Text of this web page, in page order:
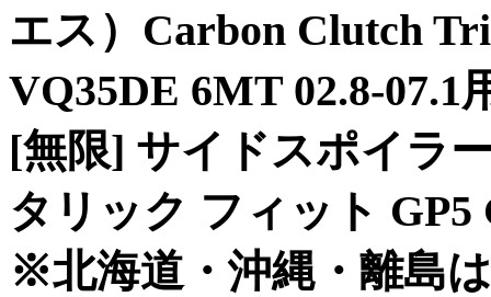
エス）Carbon Clutch
VQ35DE 6MT 02.8-
[無限] サイドスポイラ
タリック フィット
※北海道・沖縄・離島